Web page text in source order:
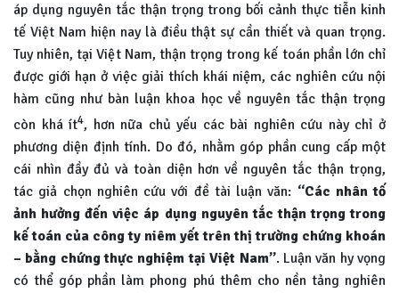
áp dụng nguyên tắc thận trọng trong bối cảnh thực tiễn kinh
tế Việt Nam hiện nay là điều thật sự cần thiết và quan trọng.
Tuy nhiên, tại Việt Nam, thận trọng trong kế toán phần lớn chỉ
được giới hạn ở việc giải thích khái niệm, các nghiên cứu nội
hàm cũng như bàn luận khoa học về nguyên tắc thận trọng
còn khá ít4, hơn nữa chủ yếu các bài nghiên cứu này chỉ ở
phương diện định tính. Do đó, nhằm góp phần cung cấp một
cái nhìn đầy đủ và toàn diện hơn về nguyên tắc thận trọng,
tác giả chọn nghiên cứu với đề tài luận văn: “Các nhân tố
ảnh hưởng đến việc áp dụng nguyên tắc thận trọng trong
kế toán của công ty niêm yết trên thị trường chứng khoán
– bằng chứng thực nghiệm tại Việt Nam”. Luận văn hy vọng
có thể góp phần làm phong phú thêm cho nền tảng nghiên